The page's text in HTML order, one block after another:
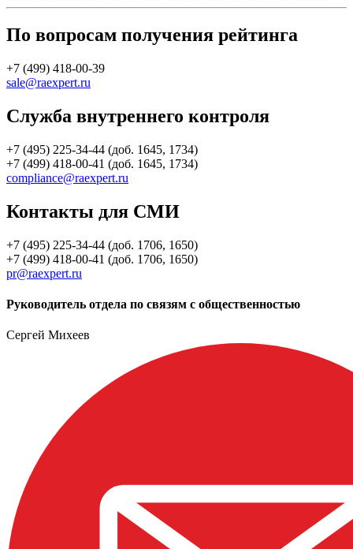
По вопросам получения рейтинга
+7 (499) 418-00-39
sale@raexpert.ru
Служба внутреннего контроля
+7 (495) 225-34-44 (доб. 1645, 1734)
+7 (499) 418-00-41 (доб. 1645, 1734)
compliance@raexpert.ru
Контакты для СМИ
+7 (495) 225-34-44 (доб. 1706, 1650)
+7 (499) 418-00-41 (доб. 1706, 1650)
pr@raexpert.ru
Руководитель отдела по связям с общественностью
Сергей Михеев